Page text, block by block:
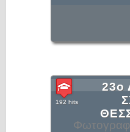
23ο
192 hits